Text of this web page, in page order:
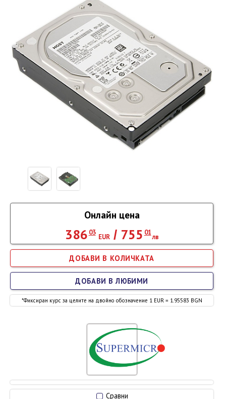
Сравни
Онлайн цена
386 03
EUR/ 755 01
лв
*Фиксиран курс за целите на двойно обозначение 1 EUR = 1.95583 BGN
ДОБАВИ В ЛЮБИМИ